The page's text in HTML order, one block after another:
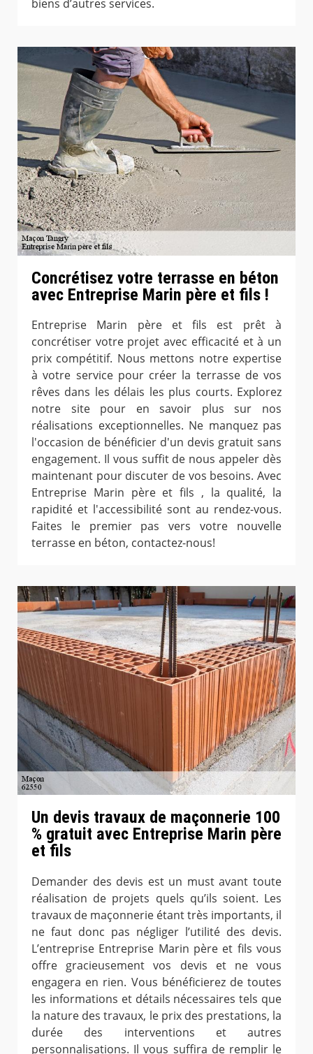
biens d’autres services.
Concrétisez votre terrasse en béton
avec Entreprise Marin père et fils !
Entreprise Marin père et fils est prêt à
concrétiser votre projet avec efficacité et à un
prix compétitif. Nous mettons notre expertise
à votre service pour créer la terrasse de vos
rêves dans les délais les plus courts. Explorez
notre site pour en savoir plus sur nos
réalisations exceptionnelles. Ne manquez pas
l'occasion de bénéficier d'un devis gratuit sans
engagement. Il vous suffit de nous appeler dès
maintenant pour discuter de vos besoins. Avec
Entreprise Marin père et fils , la qualité, la
rapidité et l'accessibilité sont au rendez-vous.
Faites le premier pas vers votre nouvelle
terrasse en béton, contactez-nous!
Un devis travaux de maçonnerie 100
% gratuit avec Entreprise Marin père
et fils
Demander des devis est un must avant toute
réalisation de projets quels qu’ils soient. Les
travaux de maçonnerie étant très importants, il
ne faut donc pas négliger l’utilité des devis.
L’entreprise Entreprise Marin père et fils vous
offre gracieusement vos devis et ne vous
engagera en rien. Vous bénéficierez de toutes
les informations et détails nécessaires tels que
la nature des travaux, le prix des prestations, la
durée des interventions et autres
personnalisations. Il vous suffira de remplir le